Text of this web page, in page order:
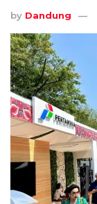
by Dandung